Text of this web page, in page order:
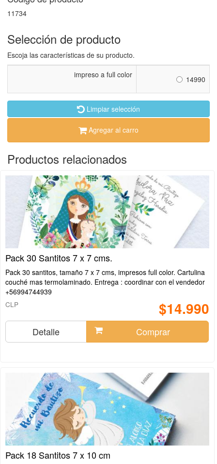
11734
Selección de producto
Escoja las características de su producto.
impreso a full color
14990
Limpiar selección
Agregar al carro
Productos relacionados
Pack 30 Santitos 7 x 7 cms.
Pack 30 santitos, tamaño 7 x 7 cms, impresos full color. Cartulina
couché mas termolaminado. Entrega : coordinar con el vendedor
+56994744939
$14.990
CLP
Detalle Comprar
Pack 18 Santitos 7 x 10 cm